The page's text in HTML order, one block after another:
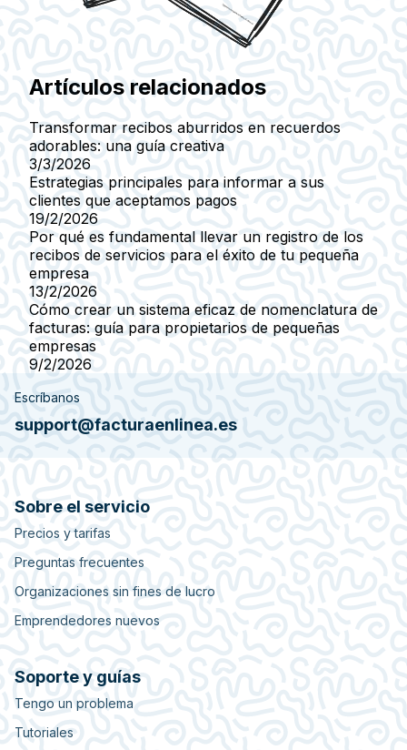
Artículos relacionados
Transformar recibos aburridos en recuerdos
adorables: una guía creativa
3/3/2026
Estrategias principales para informar a sus
clientes que aceptamos pagos
19/2/2026
Por qué es fundamental llevar un registro de los
recibos de servicios para el éxito de tu pequeña
empresa
13/2/2026
Cómo crear un sistema eficaz de nomenclatura de
facturas: guía para propietarios de pequeñas
empresas
9/2/2026
Escríbanos
support@facturaenlinea.es
Sobre el servicio
Precios y tarifas
Preguntas frecuentes
Organizaciones sin fines de lucro
Emprendedores nuevos
Soporte y guías
Tengo un problema
Tutoriales